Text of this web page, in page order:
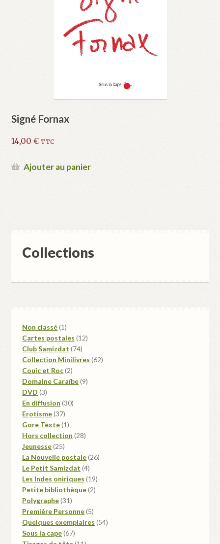
Signé Fornax
14,00 € TTC
Ajouter au panier
Collections
Non classé 11
produit
Cartes postales 1212
Club Samizdat 7474
produits
Collection Minilivres 6262
Couic et Roc 22
produits
Domaine Caraïbe 99
DVD 33
produits
En diffusion 3030
Erotisme 3737
produits
Gore Texte 11
produit
Hors collection 2828
Jeunesse 2525
produits
La Nouvelle postale 2626
Le Petit Samizdat 44
produits
Les Indes oniriques 1919
Petite bibliothèque 22
Polygraphe 3131
produits
Première Personne 55
produits
Quelques exemplaires 5454
Sous la cape 6767